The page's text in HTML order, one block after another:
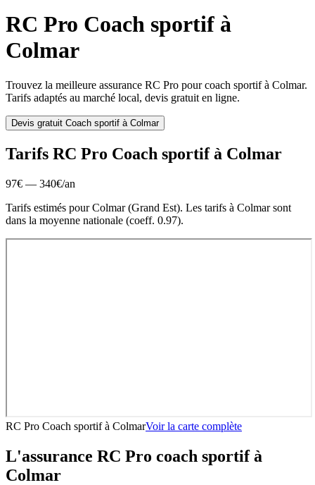
RC Pro Coach sportif à
Colmar
Trouvez la meilleure assurance RC Pro pourcoach sportifà Colmar.
Tarifs adaptés au marché local, devis gratuit en ligne.
Devis gratuit Coach sportif à Colmar
Tarifs RC Pro Coach sportifà Colmar
97€ — 340€/an
Tarifs estimés pourColmar(Grand Est). Les tarifs à Colmar sont
dans la moyenne nationale (coeff. 0.97).
RC Pro Coach sportifà ColmarVoir la carte complète
L'assurance RC Pro coach sportifà
Colmar